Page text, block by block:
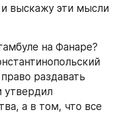
выскажу эти мысли
на Фанаре?
раздавать
утвердил
а в том, что все